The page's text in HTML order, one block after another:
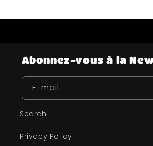
Abonnez-vous à la
E-mail
Search
Privacy Policy